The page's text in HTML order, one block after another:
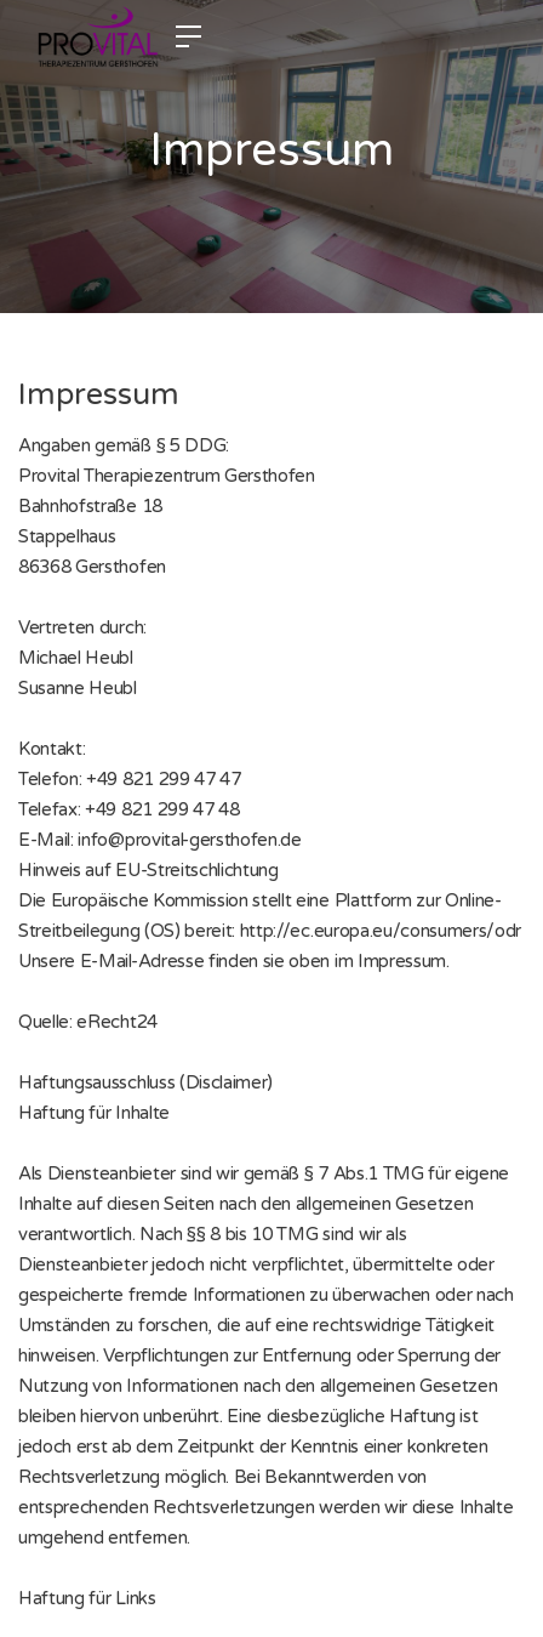
Impressum
Impressum
Angaben gemäß § 5 DDG:
Provital Therapiezentrum Gersthofen
Bahnhofstraße 18
Stappelhaus
86368 Gersthofen
Vertreten durch:
Michael Heubl
Susanne Heubl
Kontakt:
Telefon: +49 821 299 47 47
Telefax: +49 821 299 47 48
E-Mail: info@provital-gersthofen.de
Hinweis auf EU-Streitschlichtung
Die Europäische Kommission stellt eine Plattform zur Online-
Streitbeilegung (OS) bereit: http://ec.europa.eu/consumers/odr
Unsere E-Mail-Adresse finden sie oben im Impressum.
Quelle: eRecht24
Haftungsausschluss (Disclaimer)
Haftung für Inhalte
Als Diensteanbieter sind wir gemäß § 7 Abs.1 TMG für eigene
Inhalte auf diesen Seiten nach den allgemeinen Gesetzen
verantwortlich. Nach §§ 8 bis 10 TMG sind wir als
Diensteanbieter jedoch nicht verpflichtet, übermittelte oder
gespeicherte fremde Informationen zu überwachen oder nach
Umständen zu forschen, die auf eine rechtswidrige Tätigkeit
hinweisen. Verpflichtungen zur Entfernung oder Sperrung der
Nutzung von Informationen nach den allgemeinen Gesetzen
bleiben hiervon unberührt. Eine diesbezügliche Haftung ist
jedoch erst ab dem Zeitpunkt der Kenntnis einer konkreten
Rechtsverletzung möglich. Bei Bekanntwerden von
entsprechenden Rechtsverletzungen werden wir diese Inhalte
umgehend entfernen.
Haftung für Links